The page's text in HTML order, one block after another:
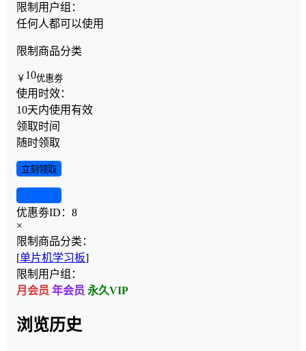
限制用户组：
任何人都可以使用
限制商品分类
￥ 10优惠劵
使用时效：
10天内使用有效
领取时间
随时领取
立刻领取
优惠劵ID： 8
×
限制商品分类：
[单片机学习板]
限制用户组：
月会员 年会员 永久VIP
浏览历史